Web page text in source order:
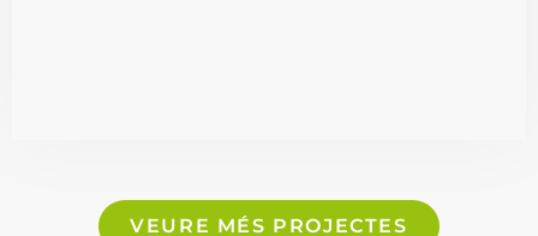
VEURE MÉS PROJECTES